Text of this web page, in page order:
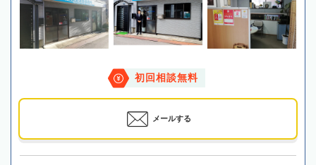
初回相談無料
メールする